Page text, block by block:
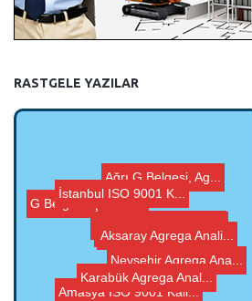
RASTGELE YAZILAR
Amasya ISO 9001 Kali...
Gümüşhane Agrega ...
Bitlis Agrega Analiz...
Aksaray Agrega Anali...
Nevşehir Agrega Ana...
G Belgesi İçin Ger...
İstanbul ISO 9001 K...